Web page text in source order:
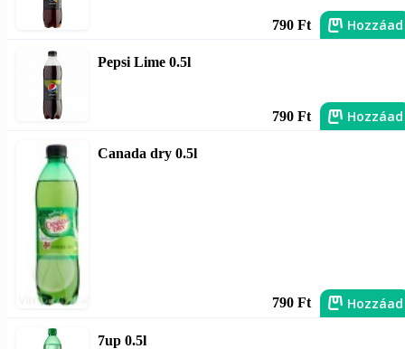
790 Ft Hozzáad
Pepsi Lime 0.5l
790 Ft Hozzáad
Canada dry 0.5l
790 Ft Hozzáad
7up 0.5l